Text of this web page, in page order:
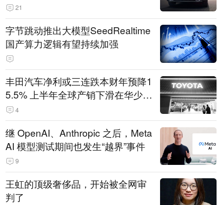
21
字节跳动推出大模型SeedRealtime
国产算力逻辑有望持续加强
丰田汽车净利或三连跌本财年预降1
5.5% 上半年全球产销下滑在华少卖
14.3万辆
4
继 OpenAI、Anthropic 之后，Meta
AI 模型测试期间也发生“越界”事件
9
王虹的顶级奢侈品，开始被全网审
判了